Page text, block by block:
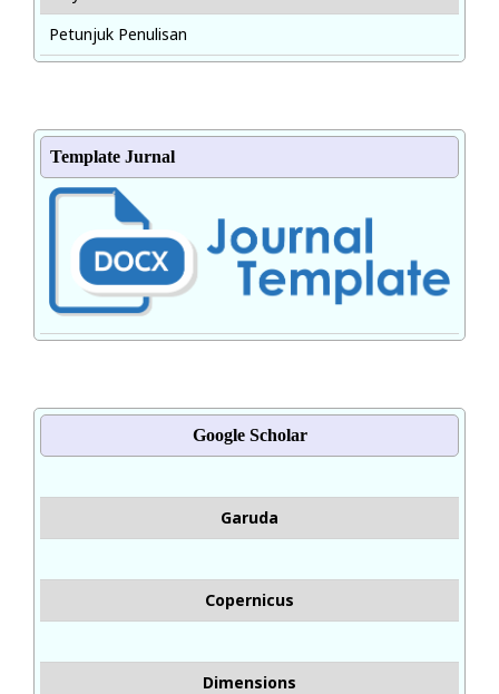
Petunjuk Penulisan
Template Jurnal
Google Scholar
Garuda
Copernicus
Dimensions